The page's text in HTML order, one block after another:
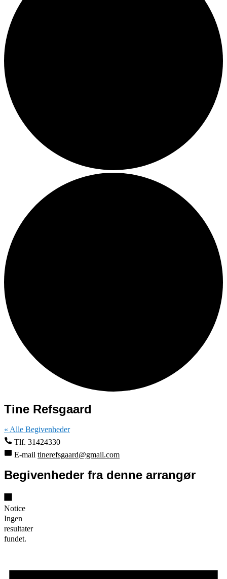
Tine Refsgaard
« Alle Begivenheder
Tlf. 31424330
E-mail tinerefsgaard@gmail.com
Begivenheder fra denne arrangør
Notice
Ingen
resultater
fundet.